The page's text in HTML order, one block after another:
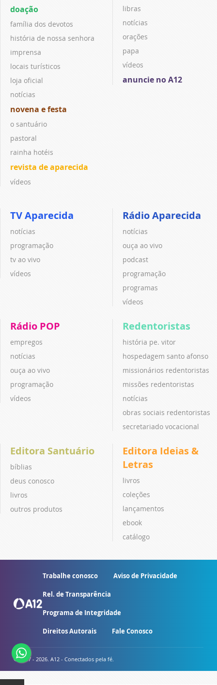
doação
família dos devotos
história de nossa senhora
imprensa
locais turísticos
loja oficial
notícias
novena e festa
o santuário
pastoral
rainha hotéis
revista de aparecida
vídeos
libras
notícias
orações
papa
vídeos
anuncie no A12
TV Aparecida
notícias
programação
tv ao vivo
vídeos
Rádio Aparecida
notícias
ouça ao vivo
podcast
programação
programas
vídeos
Rádio POP
empregos
notícias
ouça ao vivo
programação
vídeos
Redentoristas
história pe. vitor
hospedagem santo afonso
missionários redentoristas
missões redentoristas
notícias
obras sociais redentoristas
secretariado vocacional
Editora Santuário
bíblias
deus conosco
livros
outros produtos
Editora Ideias &
Letras
livros
coleções
lançamentos
ebook
catálogo
Trabalhe conosco Aviso de Privacidade
Rel. de Transparência
Programa de Integridade
Direitos Autorais Fale Conosco
© 2007 - 2026. A12 - Conectados pela fé.